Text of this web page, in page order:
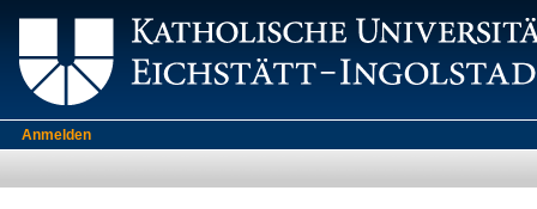
Anmelden